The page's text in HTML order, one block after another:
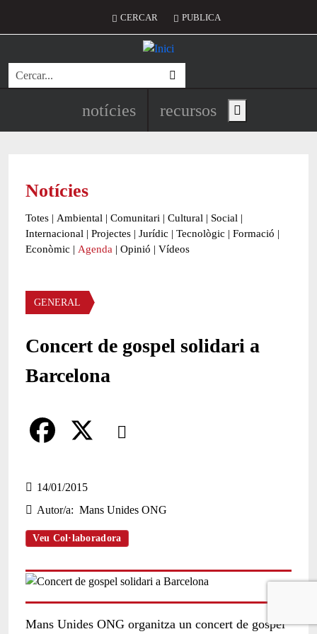
Menú del compte d'usuari
CERCAR PUBLICA
Cerca
Navegació principal de
notícies recursos Show main menu
Notícies
Totes | Ambiental | Comunitari | Cultural | Social |
Internacional | Projectes | Jurídic | Tecnològic | Formació |
Econòmic | Agenda | Opinió | Vídeos
Àmbit de la notícia
GENERAL
Concert de gospel solidari a
Barcelona
Comparteix
a
c
e
o
14/01/2015
Autor/a
Mans Unides ONG
Veu Col·laboradora
Mans Unides ONG organitza un concert de gospel